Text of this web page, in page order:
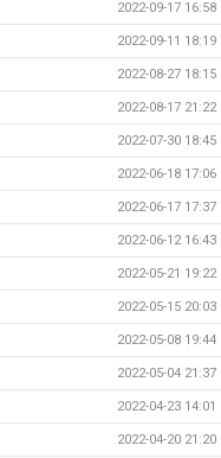
2022-09-17 16:58
2022-09-11 18:19
2022-08-27 18:15
2022-08-17 21:22
2022-07-30 18:45
2022-06-18 17:06
2022-06-17 17:37
2022-06-12 16:43
2022-05-21 19:22
2022-05-15 20:03
2022-05-08 19:44
2022-05-04 21:37
2022-04-23 14:01
2022-04-20 21:20